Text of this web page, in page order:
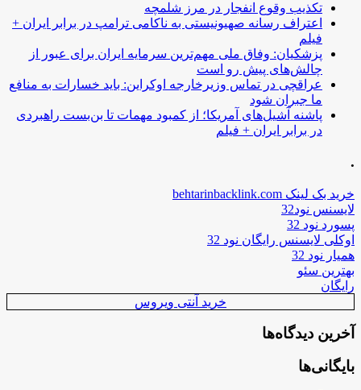
تکذیب وقوع انفجار در مرز شلمچه
اعتراف رسانه صهیونیستی به ناکامی ترامپ در برابر ایران +
فیلم
پزشکیان: وفاق ملی مهم‌ترین سرمایه ایران برای عبور از
چالش‌های پیش رو است
عراقچی در تماس وزیرخارجه اوکراین: باید خسارات به منافع
ما جبران شود
پاشنه آشیل‌های آمریکا؛ از کمبود مهمات تا بن‌بست راهبردی
در برابر ایران + فیلم
.
خرید بک لینک behtarinbacklink.com
لایسنس نود32
پسورد نود 32
اوکلی لایسنس رایگان نود 32
همیار نود 32
بهترین سئو
رایگان
خرید آنتی ویروس
آخرین دیدگاه‌ها
بایگانی‌ها